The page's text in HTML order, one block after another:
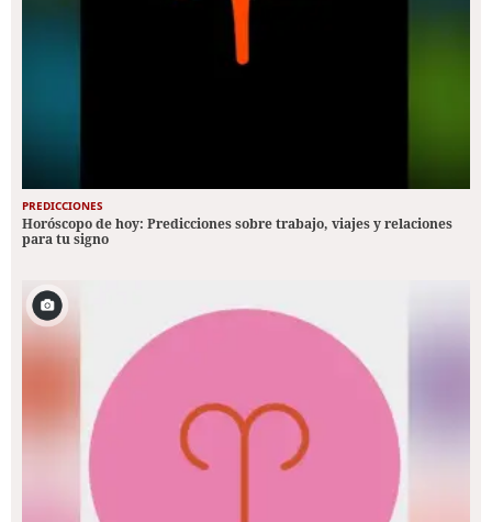
PREDICCIONES
Horóscopo de hoy: Predicciones sobre trabajo, viajes y relaciones
para tu signo